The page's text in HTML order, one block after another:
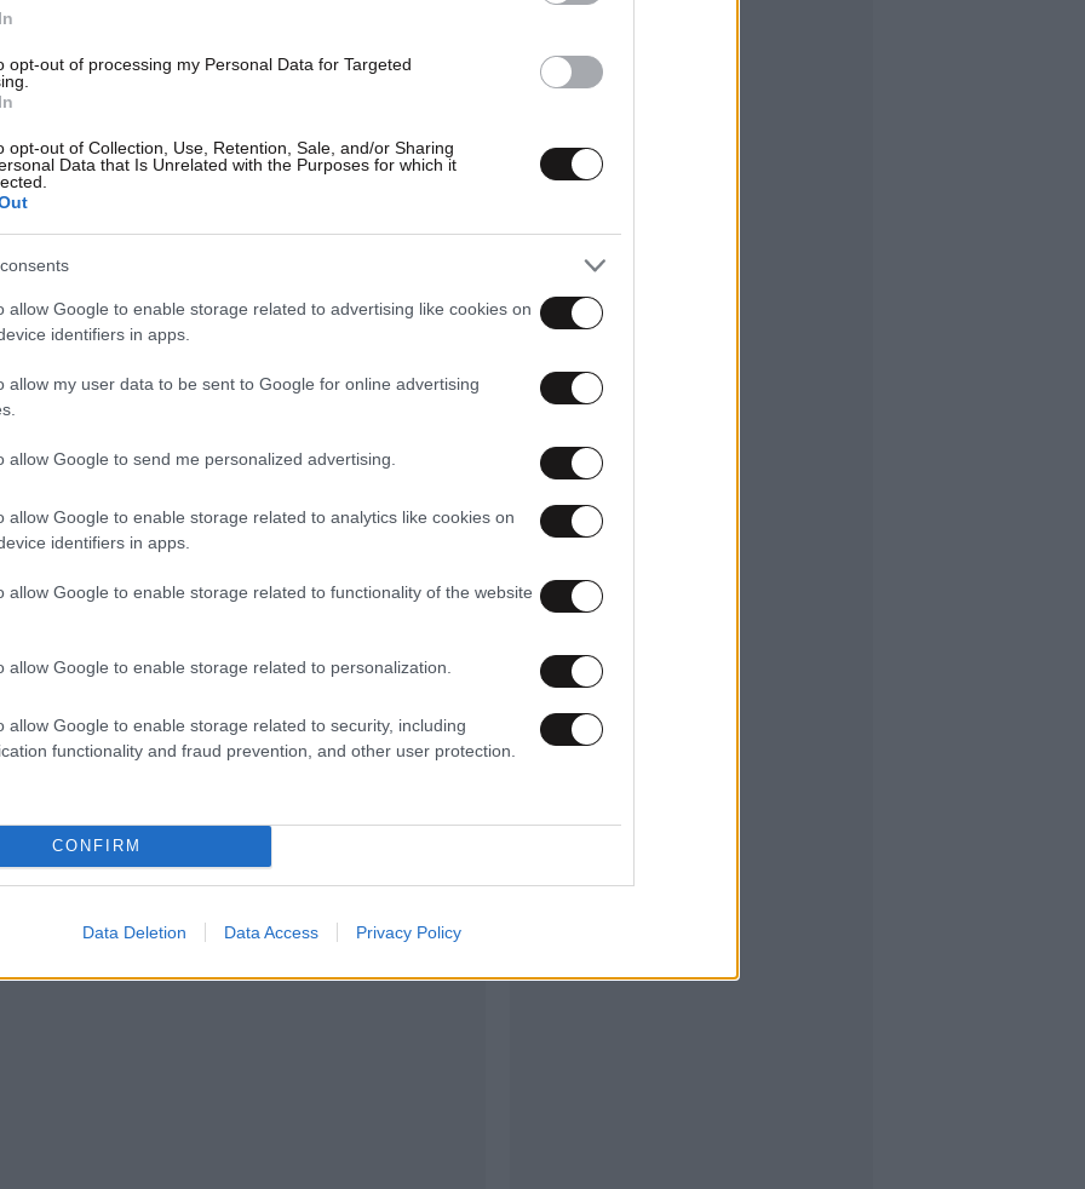
opt-out of processing my Personal Data for Targeted
opt-out of Collection, Use, Retention, Sale, and/or Sharing
Data that Is Unrelated with the Purposes for which it
allow Google to enable storage related to advertising like cookies on
identifiers in apps.
allow my user data to be sent to Google for online advertising
allow Google to send me personalized advertising.
allow Google to enable storage related to analytics like cookies on
identifiers in apps.
allow Google to enable storage related to functionality of the website
allow Google to enable storage related to personalization.
allow Google to enable storage related to security, including
functionality and fraud prevention, and other user protection.
CONFIRM
Data Deletion Data Access Privacy Policy
αρχεία με περισσότερες από
του 1990, σε τρία μαιευτήρια. Ονόματα
κάρτες συγκεκριμένης τράπεζας, τα
4.300.000 συνδρομητών του ΟΤΕ
και τμήμα αριθμού πιστωτικής κάρτας.
πελατών μεγάλης αλυσίδας πιτσαρίας.
έλειπαν αντίγραφα εκλογικών καταλόγων των
αλλά και λίστα μελών της Τ.Ο Βούλας
και τιμολόγιο πώλησης σε θυγατρική
5 εκατομμυρίων συνδρομητών
και έγινε μετά από βροχή
μηνυμάτων ηλεκτρονικής αλληλογραφίας
υπηρεσιών από τις εταιρείες, καθώς και
χαρακτήρα». Μάλιστα, όπως καταγράφεται
παρακωλύθηκαν κατά τη διενέργεια του
σκληρούς δίσκους των ελεγχομένων
διαγραφεί ενώ κατά τη διάρκεια της
ρεύματος με αποτέλεσμα να διακοπεί
πειστηρίων, η οποία συνεχίστηκε μετά από 3
δε ότι η διακοπή αυτή δεν οφείλεται σε
ενέργειας, όπως αποδεικνύεται
αυτή.
εταιρείας ήταν συνδεδεμένοι και επιπλέον
δεν βρέθηκαν κατά τον έλεγχο.